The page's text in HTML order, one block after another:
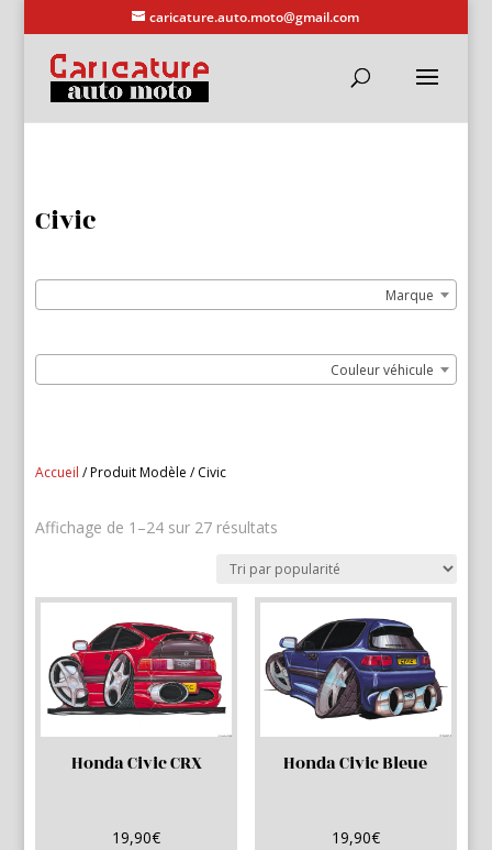
caricature.auto.moto@gmail.com
Civic
Marque
Couleur véhicule
Accueil / Produit Modèle / Civic
Affichage de 1–24 sur 27 résultats
popularité
Honda Civic CRX
19,90€
Honda Civic Bleue
19,90€